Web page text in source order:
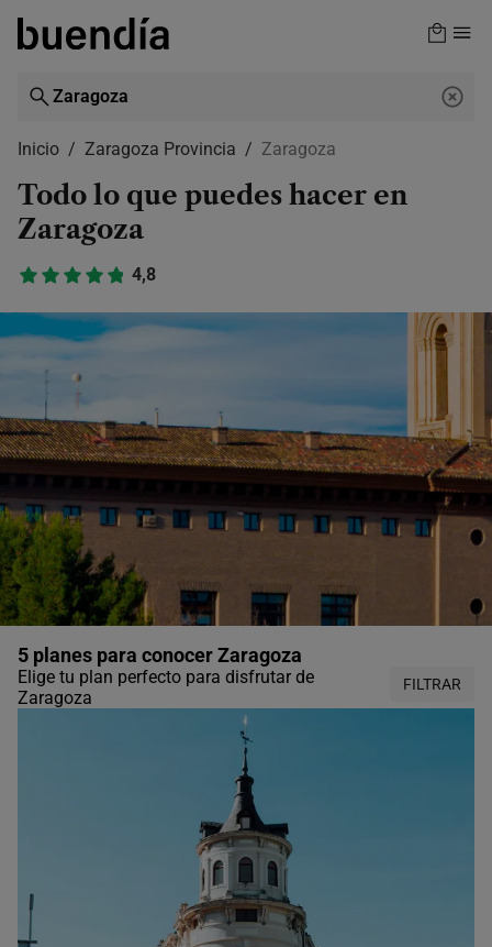
Skip
content
Inicio Zaragoza Provincia Zaragoza
Todo lo que puedes hacer en
Zaragoza
4,8
5 planes para conocer Zaragoza
Elige tu plan perfecto para disfrutar de
Zaragoza
FILTRAR